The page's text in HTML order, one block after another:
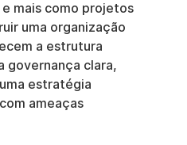
mais como projetos
uma organização
a estrutura
governança clara,
estratégia
ameaças